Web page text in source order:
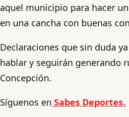
aquel municipio para hacer
en una cancha con buenas
Declaraciones que sin duda
hablar y seguirán generando
Concepción.
Síguenos en Sabes Deportes.